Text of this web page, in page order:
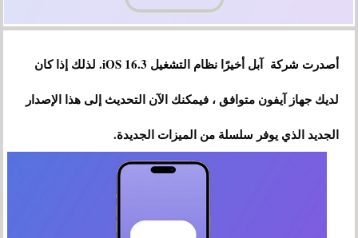
أصدرت شركة آبل أخيرًا نظام التشغيل iOS 16.3. لذلك إذا كان
لديك جهاز آيفون متوافق ، فيمكنك الآن التحديث إلى هذا الإصدار
الجديد الذي يوفر سلسلة من الميزات الجديدة.